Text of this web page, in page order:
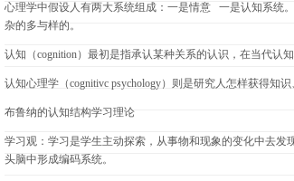
心理学中假设人有两大系统组成：一是情意 一是认知系统
杂的多与样的。
认知（cognition）最初是指承认某种关系的认识，在当代认
认知心理学（cognitivc psychology）则是研究人怎样获得知
布鲁纳的认知结构学习理论
学习观：学习是学生主动探索，从事物和现象的变化中去
头脑中形成编码系统。